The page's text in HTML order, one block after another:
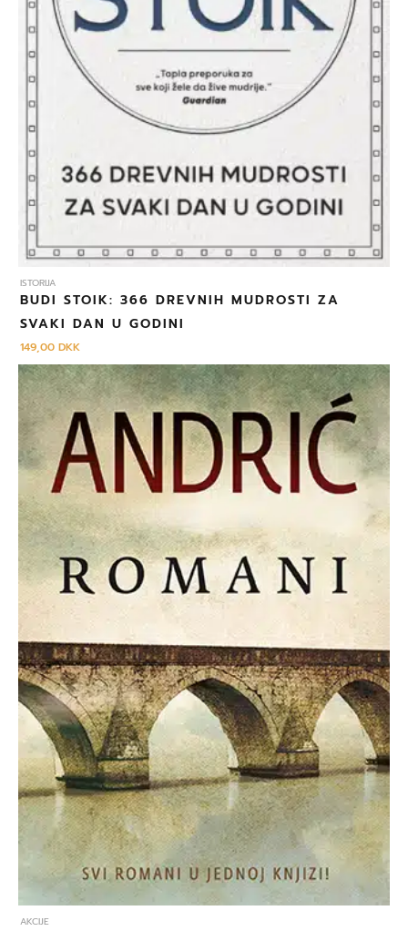
ISTORIJA
BUDI STOIK: 366 DREVNIH MUDROSTI ZA
SVAKI DAN U GODINI
149,00DKK
AKCIJE
Izvorna
cijena
bila
je:
279,00 DKK.
Trenutna
cijena
je:
259,00 DKK.